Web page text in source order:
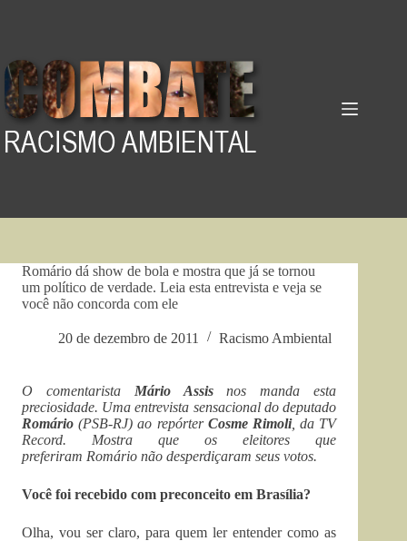
Romário dá show de bola e mostra que já se tornou
um político de verdade. Leia esta entrevista e veja se
você não concorda com ele
20 de dezembro de 2011 Racismo Ambiental
O comentarista Mário Assisnos manda esta
preciosidade. Uma entrevista sensacional do deputado
Romário (PSB-RJ) ao repórter Cosme Rimoli, da TV
Record. Mostra que os eleitores que
preferiram Romário não desperdiçaram seus votos.
Você foi recebido com preconceito em Brasília?
Olha, vou ser claro, para quem ler entender como as